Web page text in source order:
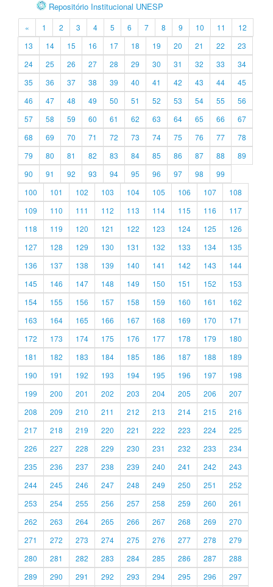
Repositório Institucional UNESP
« 1 2 3 4 5 6 7 8 9 10 11
12
13
14 15 16 17 18 19 20 21 22
23
24
25 26 27 28 29 30 31 32 33
34
35
36 37 38 39 40 41 42 43 44
45
46
47 48 49 50 51 52 53 54 55
56
57
58 59 60 61 62 63 64 65 66
67
68
69 70 71 72 73 74 75 76 77
78
79
80 81 82 83 84 85 86 87 88
89
90
91 92 93 94 95 96 97 98
99
100
101 102 103 104 105 106 107
108
109
110 111 112 113 114 115 116
117
118
119 120 121 122 123 124 125
126
127
128 129 130 131 132 133 134
135
136
137 138 139 140 141 142 143
144
145
146 147 148 149 150 151 152
153
154
155 156 157 158 159 160 161
162
163
164 165 166 167 168 169 170
171
172
173 174 175 176 177 178 179
180
181
182 183 184 185 186 187 188
189
190
191 192 193 194 195 196 197
198
199
200 201 202 203 204 205 206
207
208
209 210 211 212 213 214 215
216
217
218 219 220 221 222 223 224
225
226
227 228 229 230 231 232 233
234
235
236 237 238 239 240 241 242
243
244
245 246 247 248 249 250 251
252
253
254 255 256 257 258 259 260
261
262
263 264 265 266 267 268 269
270
271
272 273 274 275 276 277 278
279
280
281 282 283 284 285 286 287
288
289
290 291 292 293 294 295 296 297